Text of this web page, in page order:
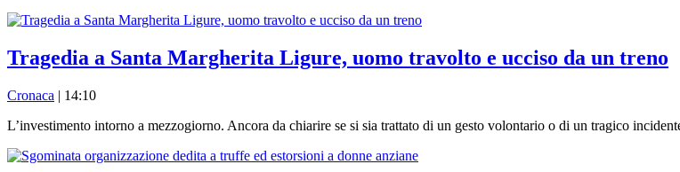
Tragedia a Santa Margherita Ligure, uomo travolto e ucciso da un treno
Cronaca | 14:10
L’investimento intorno a mezzogiorno. Ancora da chiarire se si sia trattato di un gesto volontario o di un tragico